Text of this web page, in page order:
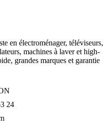
en électroménager, téléviseurs,
machines à laver et high-
grandes marques et garantie
24